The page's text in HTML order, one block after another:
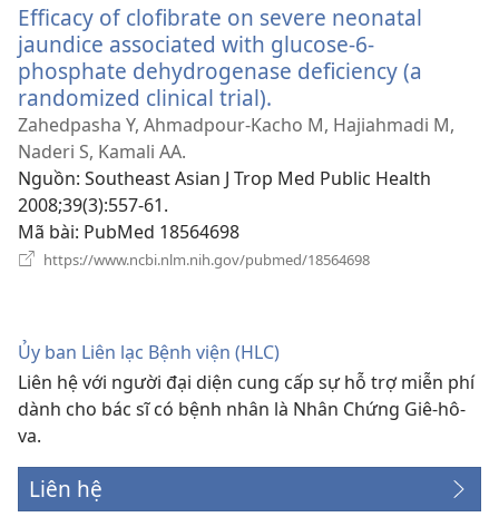
mới)
Efficacy of clofibrate on severe neonatal
jaundice associated with glucose-6-
phosphate dehydrogenase deficiency (a
randomized clinical trial).
cửa
mới)
Zahedpasha Y, Ahmadpour-Kacho M, Hajiahmadi M,
Naderi S, Kamali AA.
Nguồn‎: Southeast Asian J Trop Med Public Health
2008;39(3):557-61.
Mã bài‎: PubMed 18564698
https://www.ncbi.nlm.nih.gov/pubmed/18564698
Ủy ban Liên lạc Bệnh viện (HLC)
Liên hệ với người đại diện cung cấp sự hỗ trợ miễn phí
dành cho bác sĩ có bệnh nhân là Nhân Chứng Giê-hô-
va.
Liên hệ